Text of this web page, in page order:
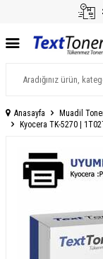
Anasayfa Muadil
Kyocera TK-5270 |